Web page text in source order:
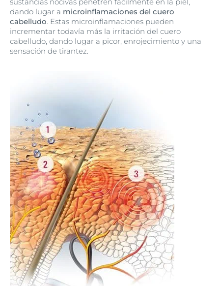
dando lugar a microinflamaciones del cuero
cabelludo. Estas microinflamaciones pueden
incrementar todavía más la irritación del cuero
cabelludo, dando lugar a picor, enrojecimiento y una
sensación de tirantez.